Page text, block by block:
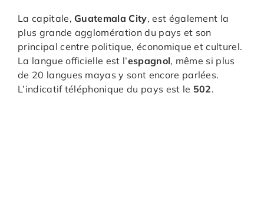
La capitale, Guatemala City, est également la
plus grande agglomération du pays et son
principal centre politique, économique et culturel.
La langue officielle est l’espagnol, même si plus
de 20 langues mayas y sont encore parlées.
L’indicatif téléphonique du pays est le 502.